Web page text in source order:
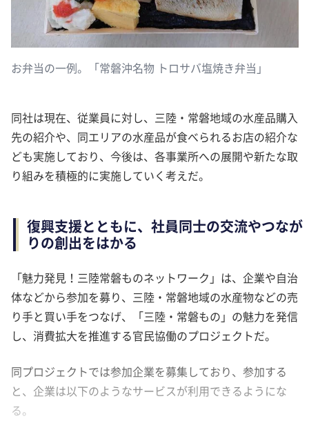
お弁当の一例。「常磐沖名物 トロサバ塩焼き弁当」
同社は現在、従業員に対し、三陸・常磐地域の水産品購入
先の紹介や、同エリアの水産品が食べられるお店の紹介な
ども実施しており、今後は、各事業所への展開や新たな取
り組みを積極的に実施していく考えだ。
復興支援とともに、社員同士の交流やつなが
りの創出をはかる
「魅力発見！三陸常磐ものネットワーク」は、企業や自治
体などから参加を募り、三陸・常磐地域の水産物などの売
り手と買い手をつなげ、「三陸・常磐もの」の魅力を発信
し、消費拡大を推進する官民協働のプロジェクトだ。
同プロジェクトでは参加企業を募集しており、参加する
と、企業は以下のようなサービスが利用できるようにな
る。